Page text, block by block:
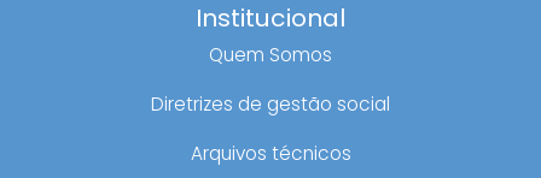
Institucional
Quem Somos
Diretrizes de gestão social
Arquivos técnicos